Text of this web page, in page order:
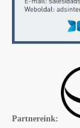
Partnereink: